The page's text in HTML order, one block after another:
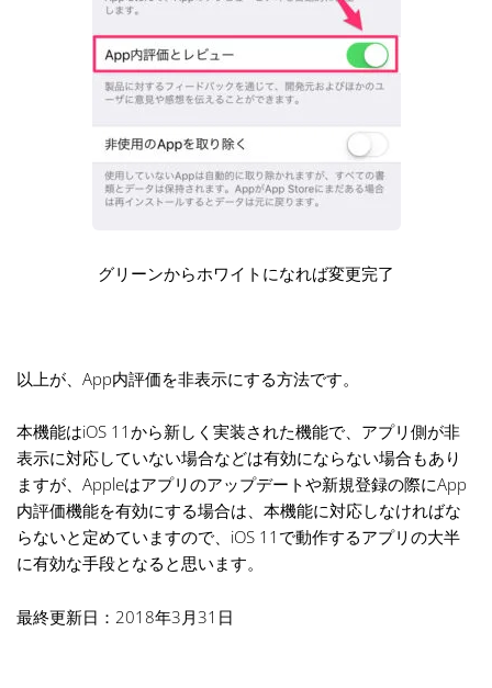
グリーンからホワイトになれば変更完了
以上が、App内評価を非表示にする方法です。
本機能はiOS 11から新しく実装された機能で、アプリ側が非
表示に対応していない場合などは有効にならない場合もあり
ますが、Appleはアプリのアップデートや新規登録の際にApp
内評価機能を有効にする場合は、本機能に対応しなければな
らないと定めていますので、iOS 11で動作するアプリの大半
に有効な手段となると思います。
最終更新日：2018年3月31日